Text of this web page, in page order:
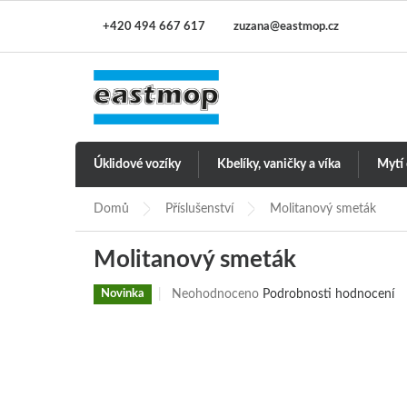
+420 494 667 617 zuzana@eastmop.cz
Úklidové vozíky Kbelíky, vaničky a víka Mytí
Domů Příslušenství Molitanový smeták
Molitanový smeták
Novinka
Průměrné
Neohodnoceno Podrobnosti hodnocení